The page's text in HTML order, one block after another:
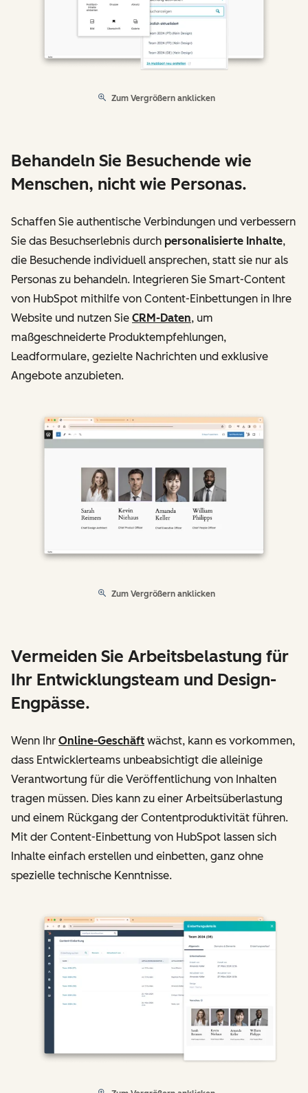
Zum Vergrößern anklicken
Behandeln Sie Besuchende wie
Menschen, nicht wie Personas.
Schaffen Sie authentische Verbindungen und verbessern
Sie das Besuchserlebnis durch personalisierte Inhalte,
die Besuchende individuell ansprechen, statt sie nur als
Personas zu behandeln. Integrieren Sie Smart-Content
von HubSpot mithilfe von Content-Einbettungen in Ihre
Website und nutzen Sie CRM-Daten, um
maßgeschneiderte Produktempfehlungen,
Leadformulare, gezielte Nachrichten und exklusive
Angebote anzubieten.
Zum Vergrößern anklicken
Vermeiden Sie Arbeitsbelastung für
Ihr Entwicklungsteam und Design-
Engpässe.
Wenn Ihr Online-Geschäft wächst, kann es vorkommen,
dass Entwicklerteams unbeabsichtigt die alleinige
Verantwortung für die Veröffentlichung von Inhalten
tragen müssen. Dies kann zu einer Arbeitsüberlastung
und einem Rückgang der Contentproduktivität führen.
Mit der Content-Einbettung von HubSpot lassen sich
Inhalte einfach erstellen und einbetten, ganz ohne
spezielle technische Kenntnisse.